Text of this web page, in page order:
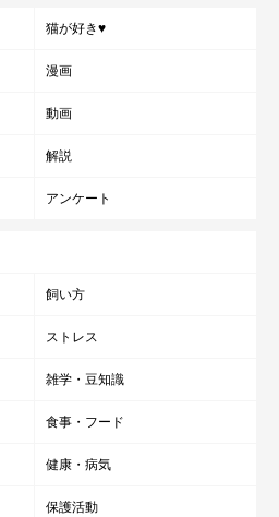
猫が好き♥
漫画
動画
解説
アンケート
飼い方
ストレス
雑学・豆知識
食事・フード
健康・病気
保護活動